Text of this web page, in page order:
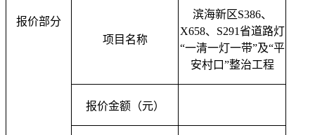
报价部分
项目名称
滨海新区S386、
X658、S291省道路灯
“一清一灯一带”及“平
安村口”整治工程
报价金额（元）